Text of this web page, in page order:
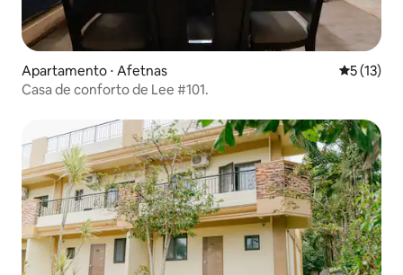
Apartamento ⋅ Afetnas 5 de uma
5 (13)
Casa de conforto de Lee #101.